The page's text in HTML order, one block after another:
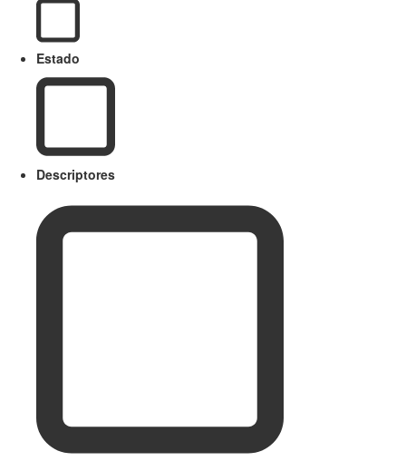
Estado
Descriptores